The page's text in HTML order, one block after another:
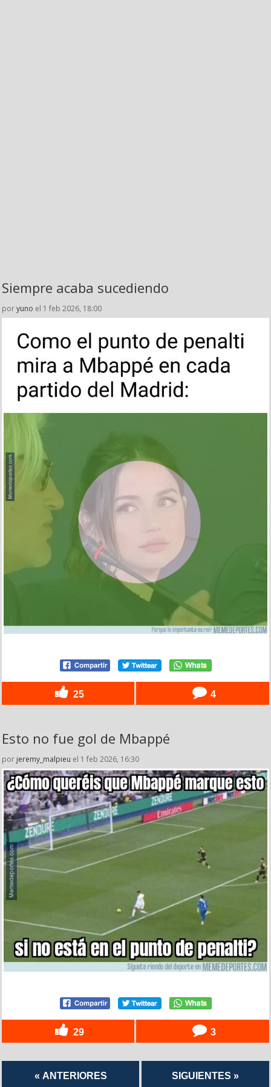
Siempre acaba sucediendo
poryuno el 1 feb 2026, 18:00
25 4
Esto no fue gol de Mbappé
por jeremy_malpieu el 1 feb 2026, 16:30
29 3
« ANTERIORES SIGUIENTES »